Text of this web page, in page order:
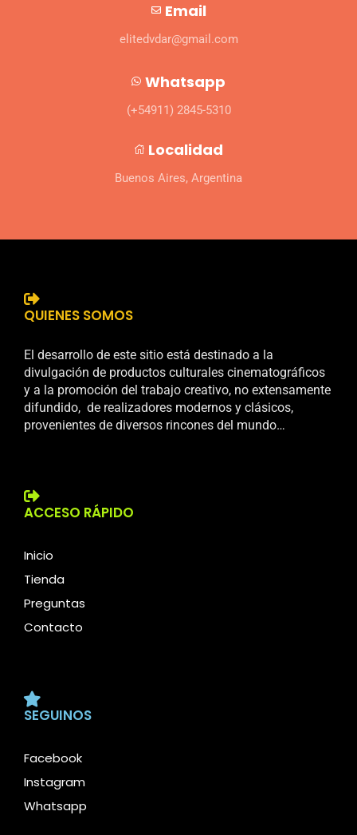
Email
elitedvdar@gmail.com
Whatsapp
(+54911) 2845-5310
Localidad
Buenos Aires, Argentina
QUIENES SOMOS
El desarrollo de este sitio está destinado a la
divulgación de productos culturales cinematográficos
y a la promoción del trabajo creativo, no extensamente
difundido, de realizadores modernos y clásicos,
provenientes de diversos rincones del mundo…
ACCESO RÁPIDO
Inicio
Tienda
Preguntas
Contacto
SEGUINOS
Facebook
Instagram
Whatsapp